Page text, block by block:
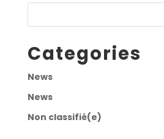
Categories
News
News
Non classifié(e)